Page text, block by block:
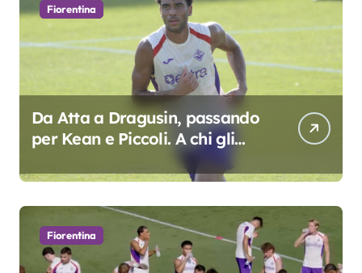
Fiorentina
Da Atta a Dragusin, passando
per Kean e Piccoli. A chi gli
oscar del precampionato?
Fiorentina